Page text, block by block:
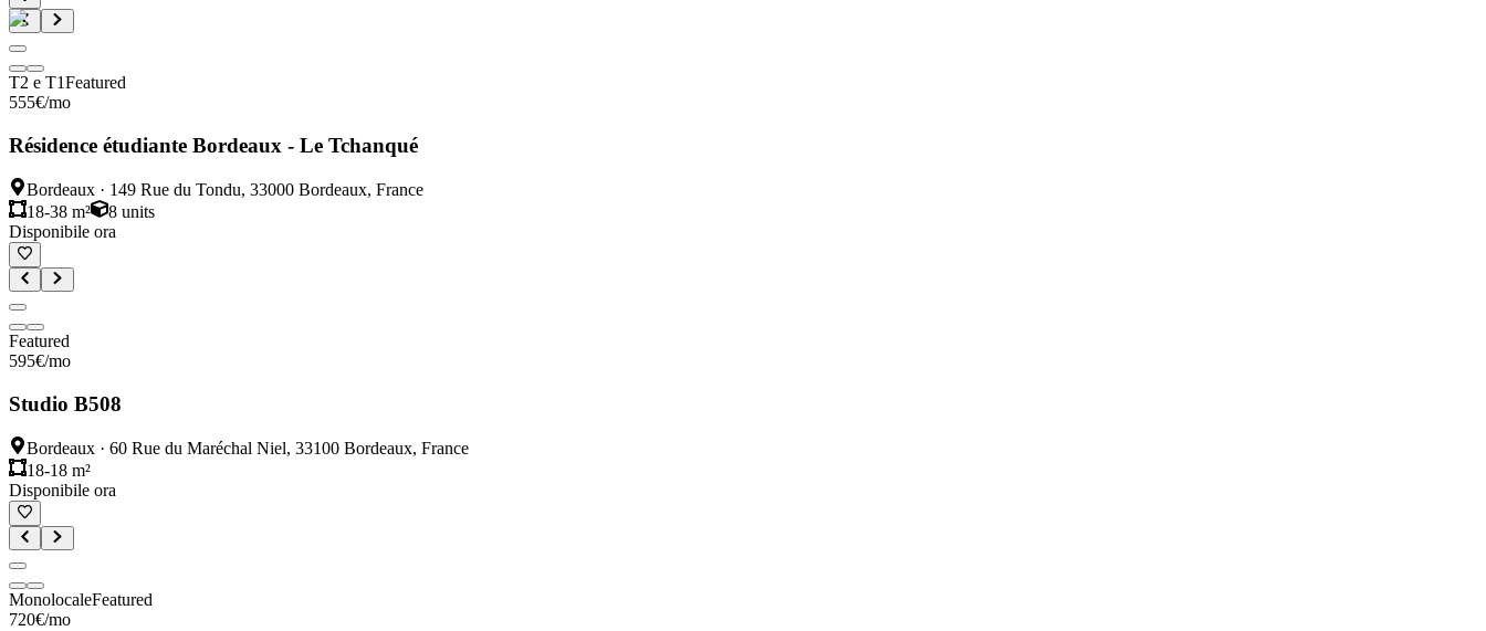
T2 e T1Featured
555€/mo
Résidence étudiante Bordeaux - Le Tchanqué
Bordeaux · 149 Rue du Tondu, 33000 Bordeaux, France
18-38 m²
8 units
Disponibile ora
Featured
595€/mo
Studio B508
Bordeaux · 60 Rue du Maréchal Niel, 33100 Bordeaux, France
18-18 m²
Disponibile ora
MonolocaleFeatured
720€/mo